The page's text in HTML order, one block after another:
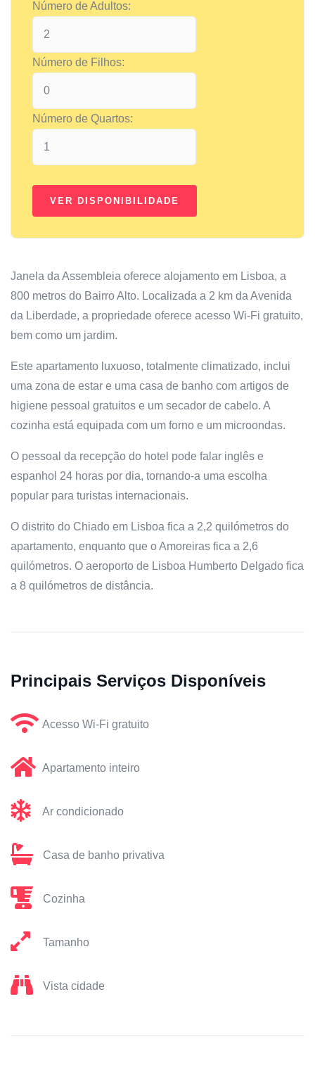
Número de Adultos:
Número de Filhos:
Número de Quartos:
Janela da Assembleia oferece alojamento em Lisboa, a
800 metros do Bairro Alto. Localizada a 2 km da Avenida
da Liberdade, a propriedade oferece acesso Wi-Fi gratuito,
bem como um jardim.
Este apartamento luxuoso, totalmente climatizado, inclui
uma zona de estar e uma casa de banho com artigos de
higiene pessoal gratuitos e um secador de cabelo. A
cozinha está equipada com um forno e um microondas.
O pessoal da recepção do hotel pode falar inglês e
espanhol 24 horas por dia, tornando-a uma escolha
popular para turistas internacionais.
O distrito do Chiado em Lisboa fica a 2,2 quilómetros do
apartamento, enquanto que o Amoreiras fica a 2,6
quilómetros. O aeroporto de Lisboa Humberto Delgado fica
a 8 quilómetros de distância.
Principais Serviços Disponíveis
Acesso Wi-Fi gratuito
Apartamento inteiro
Ar condicionado
Casa de banho privativa
Cozinha
Tamanho
Vista cidade